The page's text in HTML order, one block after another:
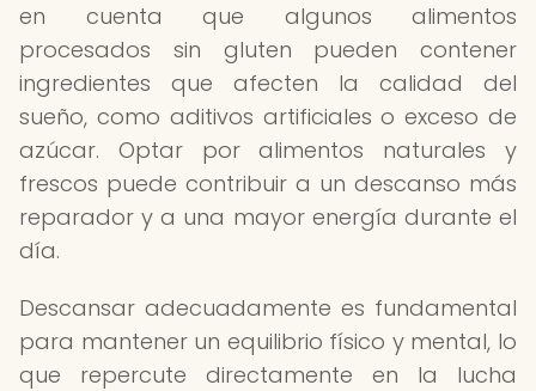
en cuenta que algunos alimentos
procesados sin gluten pueden contener
ingredientes que afecten la calidad del
sueño, como aditivos artificiales o exceso de
azúcar. Optar por alimentos naturales y
frescos puede contribuir a un descanso más
reparador y a una mayor energía durante el
día.
Descansar adecuadamente es fundamental
para mantener un equilibrio físico y mental, lo
que repercute directamente en la lucha